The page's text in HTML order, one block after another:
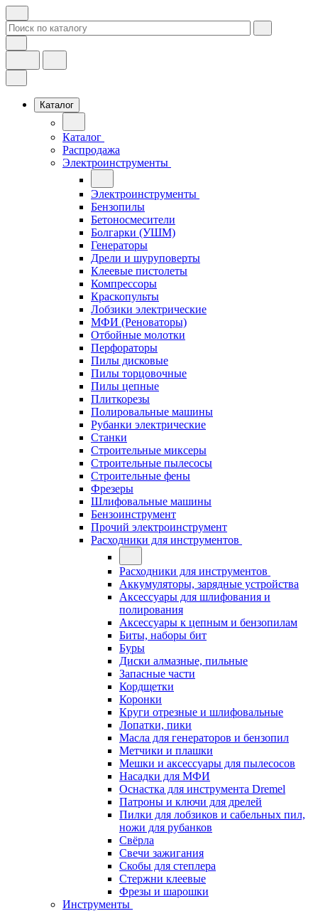
Каталог
Каталог
Распродажа
Электроинструменты
Электроинструменты
Бензопилы
Бетоносмесители
Болгарки (УШМ)
Генераторы
Дрели и шуруповерты
Клеевые пистолеты
Компрессоры
Краскопульты
Лобзики электрические
МФИ (Реноваторы)
Отбойные молотки
Перфораторы
Пилы дисковые
Пилы торцовочные
Пилы цепные
Плиткорезы
Полировальные машины
Рубанки электрические
Станки
Строительные миксеры
Строительные пылесосы
Строительные фены
Фрезеры
Шлифовальные машины
Бензоинструмент
Прочий электроинструмент
Расходники для инструментов
Расходники для инструментов
Аккумуляторы, зарядные устройства
Аксессуары для шлифования и
полирования
Аксессуары к цепным и бензопилам
Биты, наборы бит
Буры
Диски алмазные, пильные
Запасные части
Кордщетки
Коронки
Круги отрезные и шлифовальные
Лопатки, пики
Масла для генераторов и бензопил
Метчики и плашки
Мешки и аксессуары для пылесосов
Насадки для МФИ
Оснастка для инструмента Dremel
Патроны и ключи для дрелей
Пилки для лобзиков и сабельных пил,
ножи для рубанков
Свёрла
Свечи зажигания
Скобы для степлера
Стержни клеевые
Фрезы и шарошки
Инструменты